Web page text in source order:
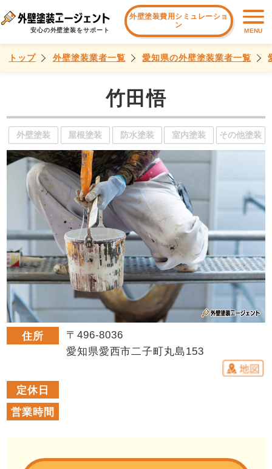
安心の外壁塗装をサポート
外壁塗装費用シミュレーショ
ン
MENU
トップ 外壁塗装業者一覧 愛知県の外壁塗装業者一覧
竹田悟
外壁塗装 屋根塗装 防水塗装 室内塗装 その他塗装
住所
〒496-8036
愛知県愛西市二子町丸島153
定休日
営業時間